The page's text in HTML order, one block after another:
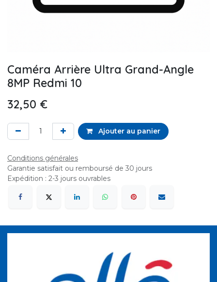
Caméra Arrière Ultra Grand-Angle
8MP Redmi 10
32,50 €
Ajouter au panier
Conditions générales
Garantie satisfait ou remboursé de 30 jours
Expédition : 2-3 jours ouvrables